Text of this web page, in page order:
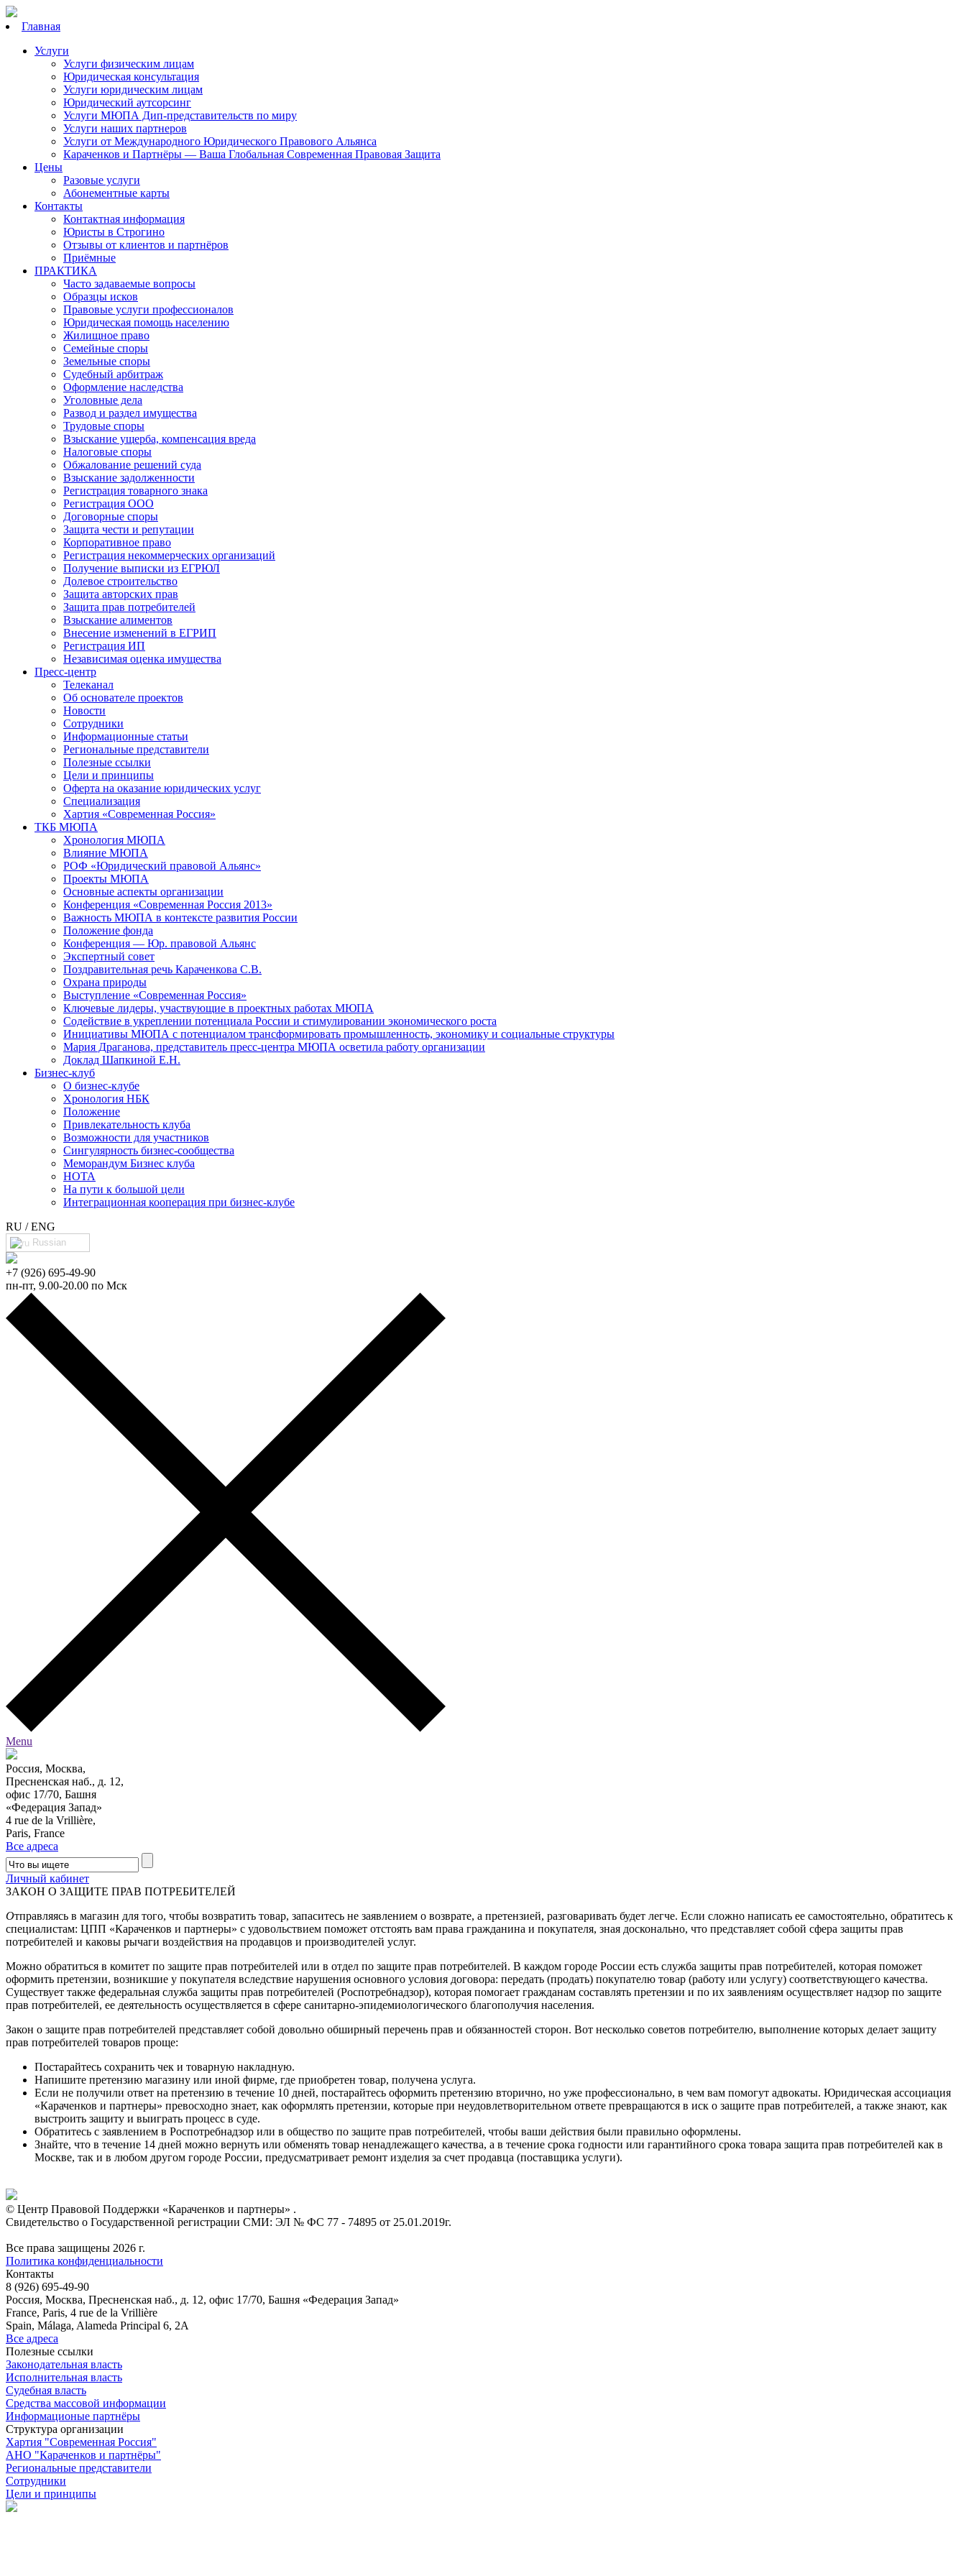
Главная
Услуги
Услуги физическим лицам
Юридическая консультация
Услуги юридическим лицам
Юридический аутсорсинг
Услуги МЮПА Дип-представительств по миру
Услуги наших партнеров
Услуги от Международного Юридического Правового Альянса
Караченков и Партнёры — Ваша Глобальная Современная Правовая Защита
Цены
Разовые услуги
Абонементные карты
Контакты
Контактная информация
Юристы в Строгино
Отзывы от клиентов и партнёров
Приёмные
ПРАКТИКА
Часто задаваемые вопросы
Образцы исков
Правовые услуги профессионалов
Юридическая помощь населению
Жилищное право
Семейные споры
Земельные споры
Судебный арбитраж
Оформление наследства
Уголовные дела
Развод и раздел имущества
Трудовые споры
Взыскание ущерба, компенсация вреда
Налоговые споры
Обжалование решений суда
Взыскание задолженности
Регистрация товарного знака
Регистрация ООО
Договорные споры
Защита чести и репутации
Корпоративное право
Регистрация некоммерческих организаций
Получение выписки из ЕГРЮЛ
Долевое строительство
Защита авторских прав
Защита прав потребителей
Взыскание алиментов
Внесение изменений в ЕГРИП
Регистрация ИП
Независимая оценка имущества
Пресс-центр
Телеканал
Об основателе проектов
Новости
Сотрудники
Информационные статьи
Региональные представители
Полезные ссылки
Цели и принципы
Оферта на оказание юридических услуг
Специализация
Хартия «Современная Россия»
ТКБ МЮПА
Хронология МЮПА
Влияние МЮПА
РОФ «Юридический правовой Альянс»
Проекты МЮПА
Основные аспекты организации
Конференция «Современная Россия 2013»
Важность МЮПА в контексте развития России
Положение фонда
Конференция — Юр. правовой Альянс
Экспертный совет
Поздравительная речь Караченкова С.В.
Охрана природы
Выступление «Современная Россия»
Ключевые лидеры, участвующие в проектных работах МЮПА
Cодействие в укреплении потенциала России и стимулировании экономического роста
Инициативы МЮПА с потенциалом трансформировать промышленность, экономику и социальные структуры
Мария Драганова, представитель пресс-центра МЮПА осветила работу организации
Доклад Шапкиной Е.Н.
Бизнес-клуб
О бизнес-клубе
Хронология НБК
Положение
Привлекательность клуба
Возможности для участников
Сингулярность бизнес-сообщества
Меморандум Бизнес клуба
НОТА
На пути к большой цели
Интеграционная кооперация при бизнес-клубе
RU / ENG
Russian
+7 (926) 695-49-90
пн-пт, 9.00-20.00 по Мск
Menu
Россия, Москва,
Пресненская наб., д. 12,
офис 17/70, Башня
«Федерация Запад»
4 rue de la Vrillière,
Paris, France
Все адреса
Личный кабинет
ЗАКОН О ЗАЩИТЕ ПРАВ ПОТРЕБИТЕЛЕЙ
Отправляясь в магазин для того, чтобы возвратить товар, запаситесь не заявлением о возврате, а претензией, разговаривать будет легче. Если сложно написать ее самостоятельно, обратитесь к
специалистам: ЦПП «Караченков и партнеры» с удовольствием поможет отстоять вам права гражданина и покупателя, зная досконально, что представляет собой сфера защиты прав
потребителей и каковы рычаги воздействия на продавцов и производителей услуг.
Можно обратиться в комитет по защите прав потребителей или в отдел по защите прав потребителей. В каждом городе России есть служба защиты прав потребителей, которая поможет
оформить претензии, возникшие у покупателя вследствие нарушения основного условия договора: передать (продать) покупателю товар (работу или услугу) соответствующего качества.
Существует также федеральная служба защиты прав потребителей (Роспотребнадзор), которая помогает гражданам составлять претензии и по их заявлениям осуществляет надзор по защите
прав потребителей, ее деятельность осуществляется в сфере санитарно-эпидемиологического благополучия населения.
Закон о защите прав потребителей представляет собой довольно обширный перечень прав и обязанностей сторон. Вот несколько советов потребителю, выполнение которых делает защиту
прав потребителей товаров проще:
Постарайтесь сохранить чек и товарную накладную.
Напишите претензию магазину или иной фирме, где приобретен товар, получена услуга.
Если не получили ответ на претензию в течение 10 дней, постарайтесь оформить претензию вторично, но уже профессионально, в чем вам помогут адвокаты. Юридическая ассоциация
«Караченков и партнеры» превосходно знает, как оформлять претензии, которые при неудовлетворительном ответе превращаются в иск о защите прав потребителей, а также знают, как
выстроить защиту и выиграть процесс в суде.
Обратитесь с заявлением в Роспотребнадзор или в общество по защите прав потребителей, чтобы ваши действия были правильно оформлены.
Знайте, что в течение 14 дней можно вернуть или обменять товар ненадлежащего качества, а в течение срока годности или гарантийного срока товара защита прав потребителей как в
Москве, так и в любом другом городе России, предусматривает ремонт изделия за счет продавца (поставщика услуги).
© Центр Правовой Поддержки «Караченков и партнеры» .
Свидетельство о Государственной регистрации СМИ: ЭЛ № ФС 77 - 74895 от 25.01.2019г.
Все права защищены 2026 г.
Политика конфиденциальности
Контакты
8 (926) 695-49-90
Россия, Москва, Пресненская наб., д. 12, офис 17/70, Башня «Федерация Запад»
France, Paris, 4 rue de la Vrillière
Spain, Málaga, Alameda Principal 6, 2A
Все адреса
Полезные ссылки
Законодательная власть
Исполнительная власть
Судебная власть
Средства массовой информации
Информационые партнёры
Структура организации
Хартия "Современная Россия"
АНО "Караченков и партнёры"
Региональные представители
Сотрудники
Цели и принципы